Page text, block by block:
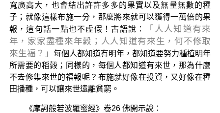
寬廣高大，也會結出許許多多的果實以及無量無數的種
子；就像這樣布施一分，那麼將來就可以獲得一萬倍的果
報，這句話一點也不虛假！古語說：
「人人知道有來
年，家家盡種來年穀；人人知道有來生，何不修取
來生福？」 每個人都知道有明年，都知道要努力種植明年
所需要的稻穀；同樣的，每個人都知道有來世，那為什麼
不去修集來世的福報呢？布施就好像在投資，又好像在種
田播種，可以讓來世遠離貧窮。
《摩訶般若波羅蜜經》卷26 佛開示說：